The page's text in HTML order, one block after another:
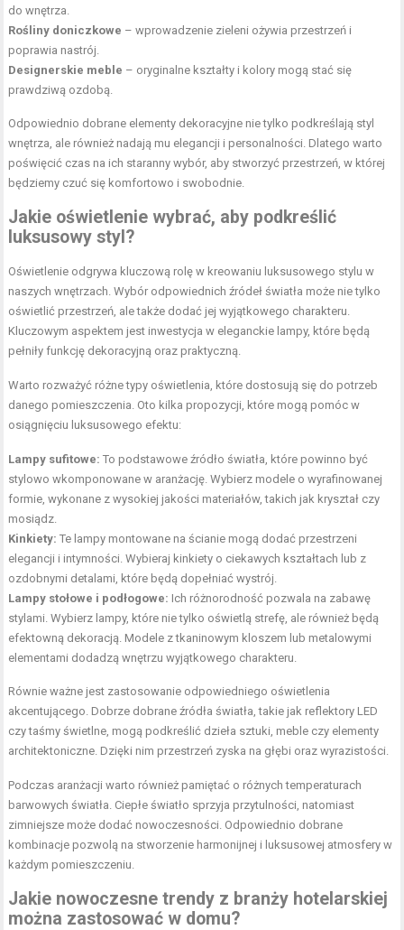
do wnętrza.
Rośliny doniczkowe – wprowadzenie zieleni ożywia przestrzeń i
poprawia nastrój.
Designerskie meble – oryginalne kształty i kolory mogą stać się
prawdziwą ozdobą.
Odpowiednio dobrane elementy dekoracyjne nie tylko podkreślają styl
wnętrza, ale również nadają mu elegancji i personalności. Dlatego warto
poświęcić czas na ich staranny wybór, aby stworzyć przestrzeń, w której
będziemy czuć się komfortowo i swobodnie.
Jakie oświetlenie wybrać, aby podkreślić
luksusowy styl?
Oświetlenie odgrywa kluczową rolę w kreowaniu luksusowego stylu w
naszych wnętrzach. Wybór odpowiednich źródeł światła może nie tylko
oświetlić przestrzeń, ale także dodać jej wyjątkowego charakteru.
Kluczowym aspektem jest inwestycja w eleganckie lampy, które będą
pełniły funkcję dekoracyjną oraz praktyczną.
Warto rozważyć różne typy oświetlenia, które dostosują się do potrzeb
danego pomieszczenia. Oto kilka propozycji, które mogą pomóc w
osiągnięciu luksusowego efektu:
Lampy sufitowe: To podstawowe źródło światła, które powinno być
stylowo wkomponowane w aranżację. Wybierz modele o wyrafinowanej
formie, wykonane z wysokiej jakości materiałów, takich jak kryształ czy
mosiądz.
Kinkiety: Te lampy montowane na ścianie mogą dodać przestrzeni
elegancji i intymności. Wybieraj kinkiety o ciekawych kształtach lub z
ozdobnymi detalami, które będą dopełniać wystrój.
Lampy stołowe i podłogowe: Ich różnorodność pozwala na zabawę
stylami. Wybierz lampy, które nie tylko oświetlą strefę, ale również będą
efektowną dekoracją. Modele z tkaninowym kloszem lub metalowymi
elementami dodadzą wnętrzu wyjątkowego charakteru.
Równie ważne jest zastosowanie odpowiedniego oświetlenia
akcentującego. Dobrze dobrane źródła światła, takie jak reflektory LED
czy taśmy świetlne, mogą podkreślić dzieła sztuki, meble czy elementy
architektoniczne. Dzięki nim przestrzeń zyska na głębi oraz wyrazistości.
Podczas aranżacji warto również pamiętać o różnych temperaturach
barwowych światła. Ciepłe światło sprzyja przytulności, natomiast
zimniejsze może dodać nowoczesności. Odpowiednio dobrane
kombinacje pozwolą na stworzenie harmonijnej i luksusowej atmosfery w
każdym pomieszczeniu.
Jakie nowoczesne trendy z branży hotelarskiej
można zastosować w domu?